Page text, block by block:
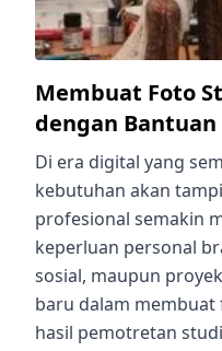
Membuat Foto
dengan
Di era digital yang
kebutuhan akan
profesional semakin
keperluan personal
sosial, maupun
baru dalam
hasil pemotretan